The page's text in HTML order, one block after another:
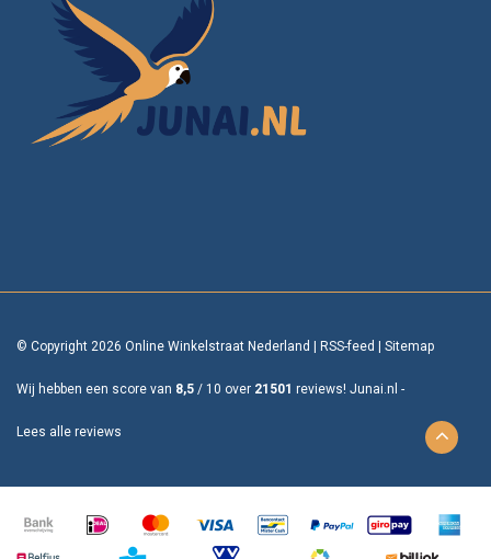
© Copyright 2026 Online Winkelstraat Nederland | RSS-feed | Sitemap
Wij hebben een score van 8,5 / 10 over 21501 reviews! Junai.nl -
Lees alle reviews